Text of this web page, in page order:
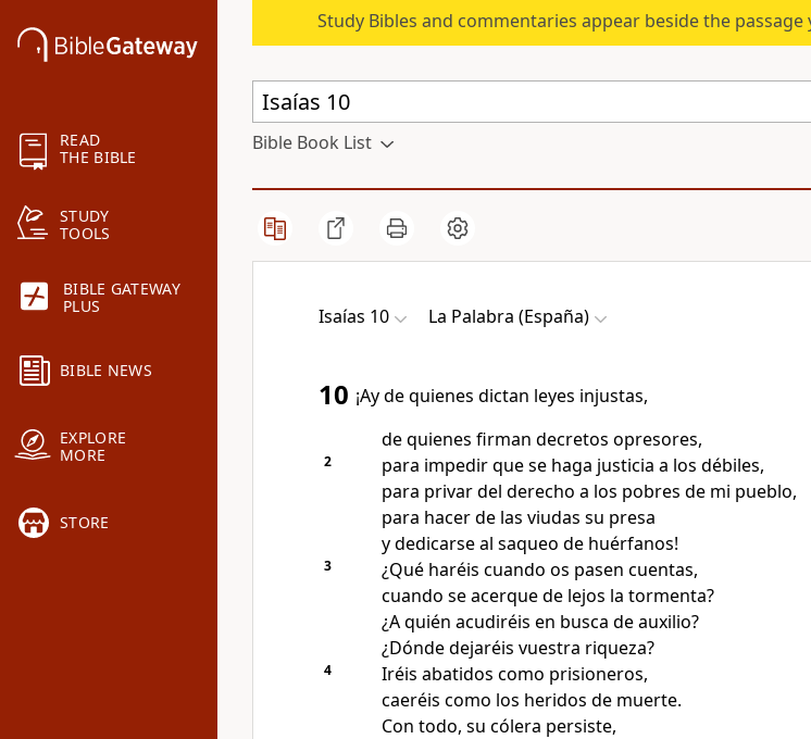
READ
THE BIBLE
STUDY
TOOLS
BIBLE GATEWAY
PLUS
BIBLE NEWS
EXPLORE
MORE
STORE
Study Bibles and commentaries appear beside the
Bible Book List
Isaías 10 La Palabra (España)
10 ¡Ay de quienes dictan leyes injustas,
de quienes firman decretos opresores,
2
para impedir que se haga justicia a los débiles,
para privar del derecho a los pobres de mi pueblo,
para hacer de las viudas su presa
y dedicarse al saqueo de huérfanos!
3
¿Qué haréis cuando os pasen cuentas,
cuando se acerque de lejos la tormenta?
¿A quién acudiréis en busca de auxilio?
¿Dónde dejaréis vuestra riqueza?
4
Iréis abatidos como prisioneros,
caeréis como los heridos de muerte.
Con todo, su cólera persiste,